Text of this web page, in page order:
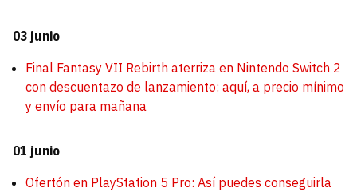
03 junio
Final Fantasy VII Rebirth aterriza en Nintendo Switch 2
con descuentazo de lanzamiento: aquí, a precio mínimo
y envío para mañana
01 junio
Ofertón en PlayStation 5 Pro: Así puedes conseguirla